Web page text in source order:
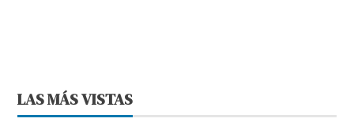
LAS MÁS VISTAS